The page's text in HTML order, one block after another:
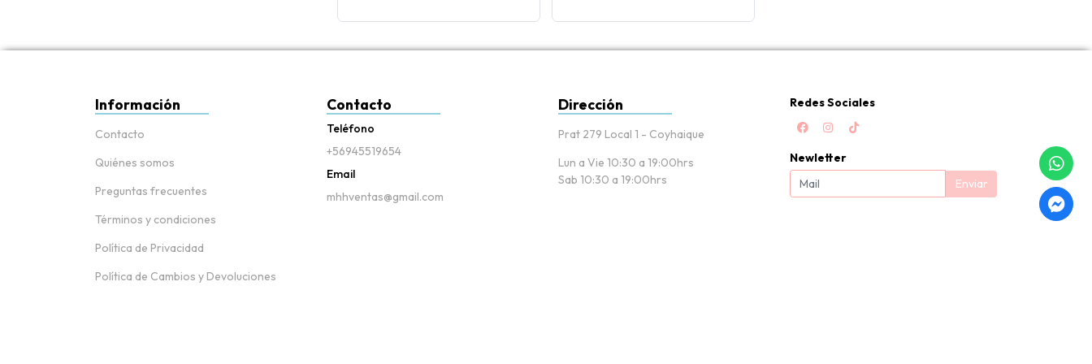
Información
Contacto
Quiénes somos
Preguntas frecuentes
Términos y condiciones
Política de Privacidad
Política de Cambios y Devoluciones
Contacto
Teléfono
+56945519654
Email
mhhventas@gmail.com
Dirección
Prat 279 Local 1 - Coyhaique
Lun a Vie 10:30 a 19:00hrs
Sab 10:30 a 19:00hrs
Redes Sociales
Newletter
Enviar